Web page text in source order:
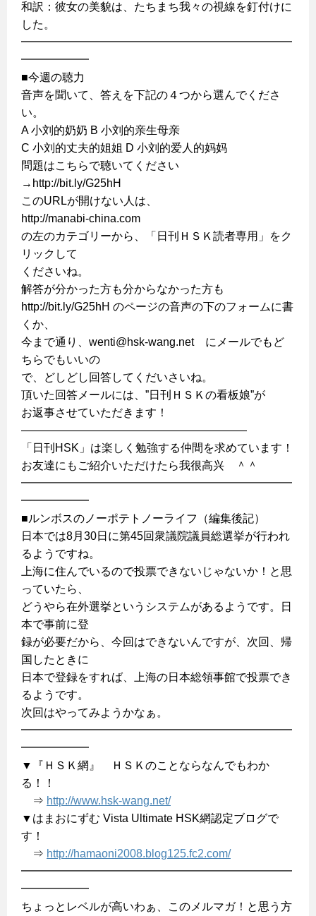
和訳：彼女の美貌は、たちまち我々の視線を釘付けに
した。
━━━━━━━━━━━━━━━━━━━━━━━━
━━━━━━
■今週の聴力
音声を聞いて、答えを下記の４つから選んでくださ
い。
A 小刘的奶奶 B 小刘的亲生母亲
C 小刘的丈夫的姐姐 D 小刘的爱人的妈妈
問題はこちらで聴いてください
→http://bit.ly/G25hH
このURLが開けない人は、
http://manabi-china.com
の左のカテゴリーから、「日刊ＨＳＫ読者専用」をク
リックして
くださいね。
解答が分かった方も分からなかった方も
http://bit.ly/G25hH のページの音声の下のフォームに書
くか、
今まで通り、wenti@hsk-wang.net にメールでもど
ちらでもいいの
で、どしどし回答してくだいさいね。
頂いた回答メールには、”日刊ＨＳＫの看板娘”が
お返事させていただきます！
————————————————————
「日刊HSK」は楽しく勉強する仲間を求めています！
お友達にもご紹介いただけたら我很高兴 ＾＾
━━━━━━━━━━━━━━━━━━━━━━━━
━━━━━━
■ルンボスのノーポテトノーライフ（編集後記）
日本では8月30日に第45回衆議院議員総選挙が行われ
るようですね。
上海に住んでいるので投票できないじゃないか！と思
っていたら、
どうやら在外選挙というシステムがあるようです。日
本で事前に登
録が必要だから、今回はできないんですが、次回、帰
国したときに
日本で登録をすれば、上海の日本総領事館で投票でき
るようです。
次回はやってみようかなぁ。
━━━━━━━━━━━━━━━━━━━━━━━━
━━━━━━
▼『ＨＳＫ網』 ＨＳＫのことならなんでもわか
る！！
⇒ http://www.hsk-wang.net/
▼はまおにずむ Vista Ultimate HSK網認定ブログで
す！
⇒ http://hamaoni2008.blog125.fc2.com/
━━━━━━━━━━━━━━━━━━━━━━━━
━━━━━━
ちょっとレベルが高いわぁ、このメルマガ！と思う方